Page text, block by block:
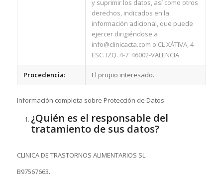
y suprimir los datos, así como otros
derechos, indicados en la
información adicional, que puede
ejercer dirigiéndose a
info@clinicacta.com o CL XÁTIVA, 4
ESC. IZQ. 4-7 46002-VALENCIA.
Procedencia: El propio interesado.
Información completa sobre Protección de Datos
¿Quién es el responsable del
tratamiento de sus datos?
CLINICA DE TRASTORNOS ALIMENTARIOS SL.
B97567663.